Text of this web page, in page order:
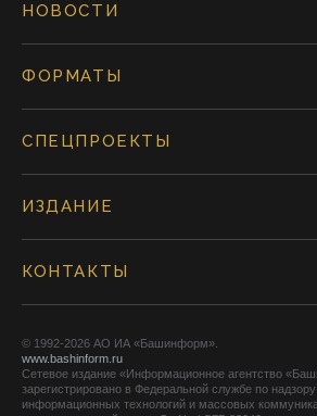
НОВОСТИ
ФОРМАТЫ
СПЕЦПРОЕКТЫ
ИЗДАНИЕ
КОНТАКТЫ
© 1992-2026 АО ИА «Башинформ».
www.bashinform.ru
Сетевое издание «Информационное агентство
зарегистрировано в Федеральной службе по
информационных технологий и массовых